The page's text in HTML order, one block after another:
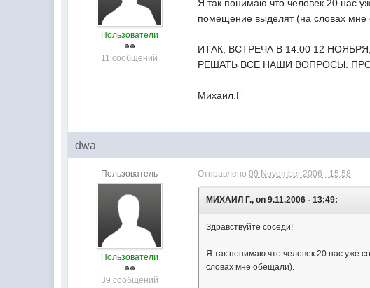
Пользователи
11 сообщений
Я так понимаю что человек 20 нас
помещение выделят (на словах мне
ИТАК, ВСТРЕЧА В 14.00 12
РЕШАТЬ ВСЕ НАШИ ВОПРОСЫ.
Михаил.Г
dwa
Пользователь
Пользователи
39 сообщений
Отправлено09 November 2006 - 15:58
МИХАИЛ Г., on 9.11.2006 - 13:49:
Здравствуйте соседи!
Я так понимаю что человек 20 нас уже
словах мне обещали).